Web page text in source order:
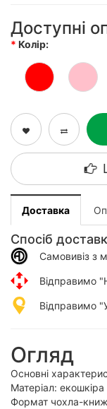
Доступні
Колір:
Доставка
Спосіб
Самовивіз з
Відправимо
Відправимо
Огляд
Основні
Матеріал: екошкіра
Формат чохла-